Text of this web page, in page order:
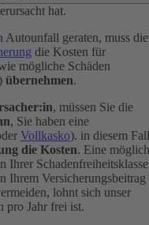
hat.
Autounfall geraten, muss die
die Kosten für
mögliche Schäden
übernehmen.
, müssen Sie die
, Sie haben eine
Vollkasko). in diesem Fall
die Kosten. Eine
Ihrer Schadenfreiheitsklasse
Ihrem Versicherungsbeitrag
lohnt sich unser
pro Jahr frei ist.